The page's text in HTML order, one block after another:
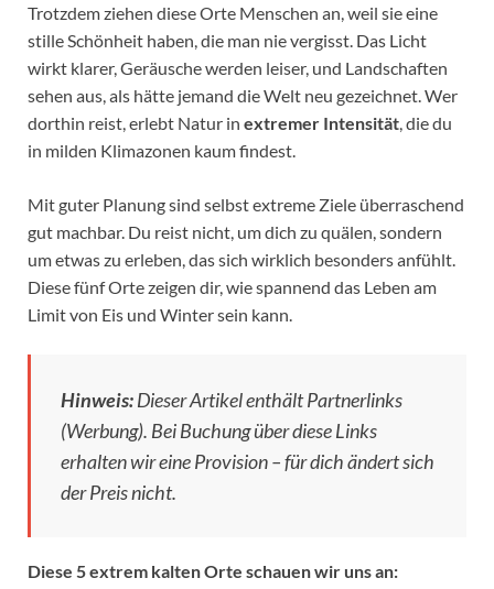
Trotzdem ziehen diese Orte Menschen an, weil sie eine
stille Schönheit haben, die man nie vergisst. Das Licht
wirkt klarer, Geräusche werden leiser, und Landschaften
sehen aus, als hätte jemand die Welt neu gezeichnet. Wer
dorthin reist, erlebt Natur in extremer Intensität, die du
in milden Klimazonen kaum findest.
Mit guter Planung sind selbst extreme Ziele überraschend
gut machbar. Du reist nicht, um dich zu quälen, sondern
um etwas zu erleben, das sich wirklich besonders anfühlt.
Diese fünf Orte zeigen dir, wie spannend das Leben am
Limit von Eis und Winter sein kann.
Hinweis:Dieser Artikel enthält Partnerlinks
(Werbung). Bei Buchung über diese Links
erhalten wir eine Provision – für dich ändert sich
der Preis nicht.
Diese 5 extrem kalten Orte schauen wir uns an: